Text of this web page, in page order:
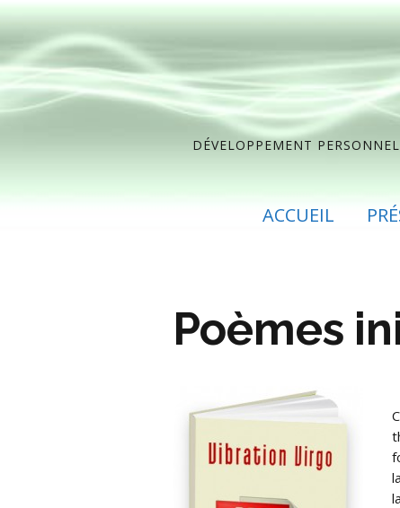
DÉVELOPPEMENT
ACCUEIL
Poèmes